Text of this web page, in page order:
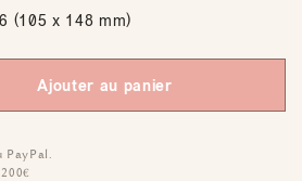
(105 x 148 mm)
Ajouter au panier
PayPal.